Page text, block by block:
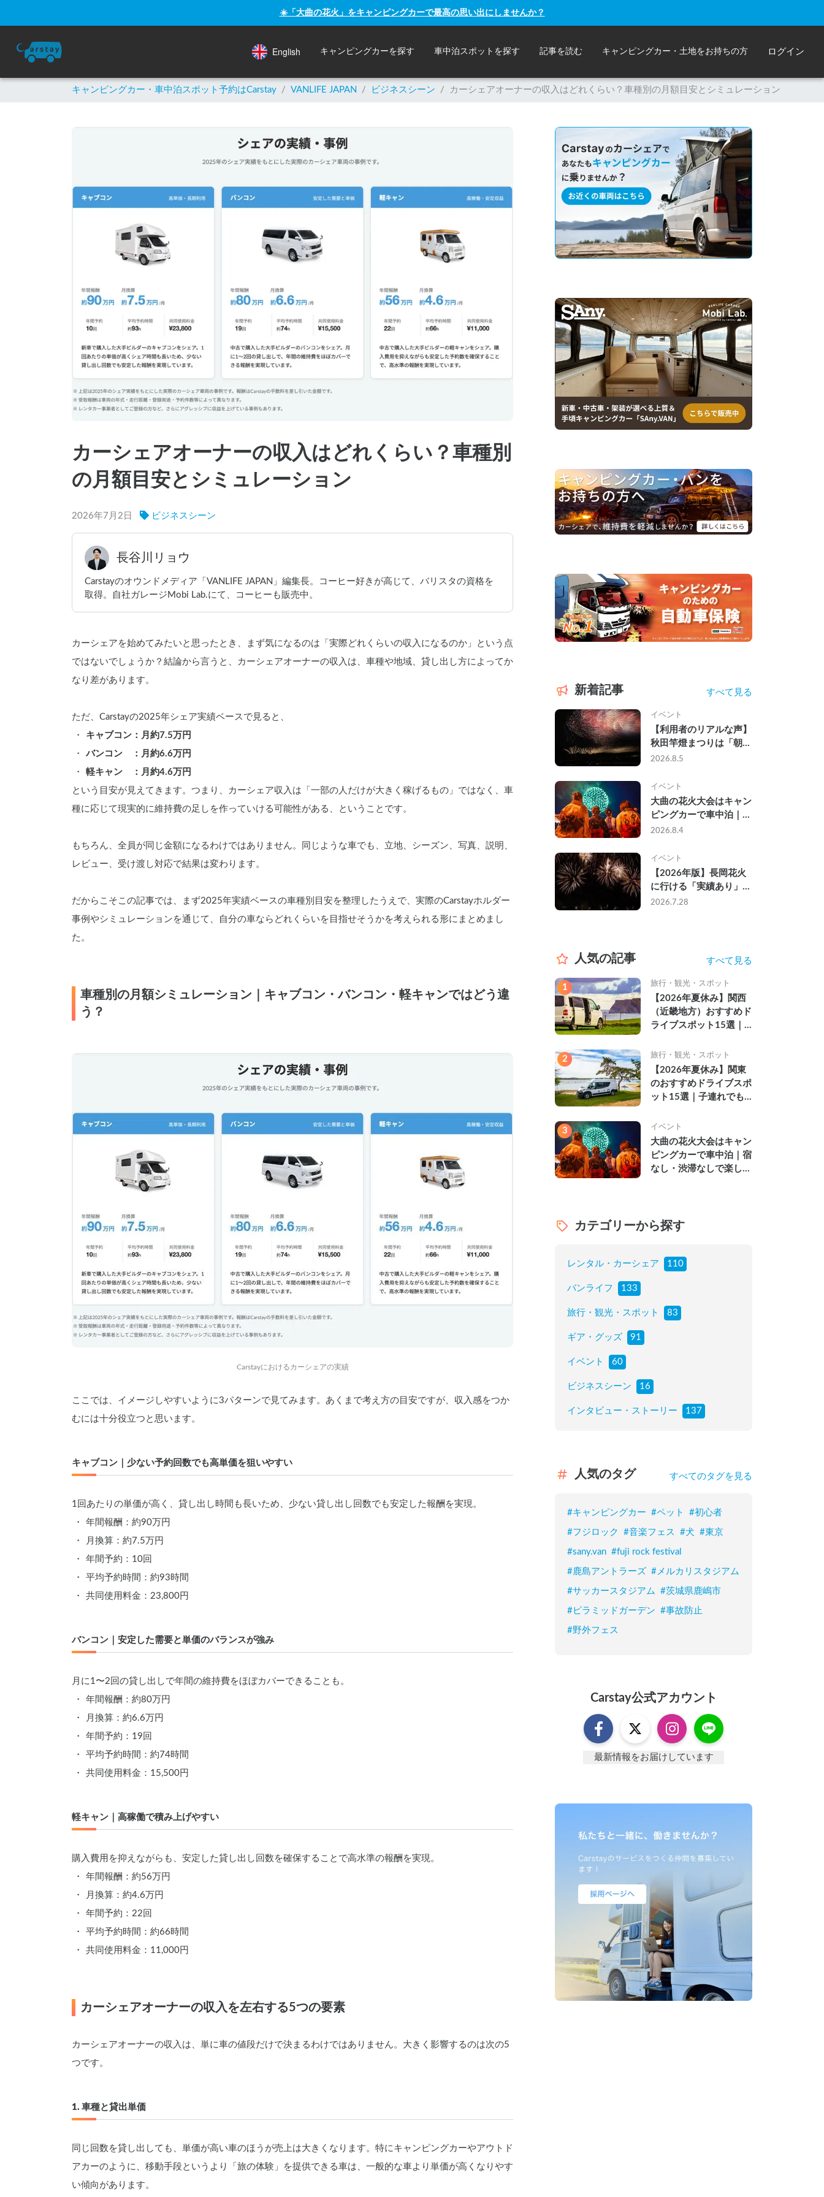
☀️「大曲の花火」をキャンピングカーで最高の思い出にしませんか？
English キャンピングカーを探す 車中泊スポットを探す 記事を読む キャンピングカー・土地をお持ちの方 ログイン
キャンピングカー・車中泊スポット予約はCarstay / VANLIFE JAPAN / ビジネスシーン / カーシェアオーナーの収入はどれくらい？車種別の月額目安とシミュレーション
カーシェアオーナーの収入はどれくらい？車種別
の月額目安とシミュレーション
2026年7月2日 ビジネスシーン
長谷川リョウ
Carstayのオウンドメディア「VANLIFE JAPAN」編集長。コーヒー好きが高じて、バリスタの資格を
取得。自社ガレージMobi Lab.にて、コーヒーも販売中。
カーシェアを始めてみたいと思ったとき、まず気になるのは「実際どれくらいの収入になるのか」という点
ではないでしょうか？結論から言うと、カーシェアオーナーの収入は、車種や地域、貸し出し方によってか
なり差があります。
ただ、Carstayの2025年シェア実績ベースで見ると、
キャブコン：月約7.5万円
バンコン　：月約6.6万円
軽キャン　：月約4.6万円
という目安が見えてきます。つまり、カーシェア収入は「一部の人だけが大きく稼げるもの」ではなく、車
種に応じて現実的に維持費の足しを作っていける可能性がある、ということです。
もちろん、全員が同じ金額になるわけではありません。同じような車でも、立地、シーズン、写真、説明、
レビュー、受け渡し対応で結果は変わります。
だからこそこの記事では、まず2025年実績ベースの車種別目安を整理したうえで、実際のCarstayホルダー
事例やシミュレーションを通じて、自分の車ならどれくらいを目指せそうかを考えられる形にまとめまし
た。
車種別の月額シミュレーション｜キャブコン・バンコン・軽キャンではどう違
う？
Carstayにおけるカーシェアの実績
ここでは、イメージしやすいように3パターンで見てみます。あくまで考え方の目安ですが、収入感をつか
むには十分役立つと思います。
キャブコン｜少ない予約回数でも高単価を狙いやすい
1回あたりの単価が高く、貸し出し時間も長いため、少ない貸し出し回数でも安定した報酬を実現。
年間報酬：約90万円
月換算：約7.5万円
年間予約：10回
平均予約時間：約93時間
共同使用料金：23,800円
バンコン｜安定した需要と単価のバランスが強み
月に1〜2回の貸し出しで年間の維持費をほぼカバーできることも。
年間報酬：約80万円
月換算：約6.6万円
年間予約：19回
平均予約時間：約74時間
共同使用料金：15,500円
軽キャン｜高稼働で積み上げやすい
購入費用を抑えながらも、安定した貸し出し回数を確保することで高水準の報酬を実現。
年間報酬：約56万円
月換算：約4.6万円
年間予約：22回
平均予約時間：約66時間
共同使用料金：11,000円
カーシェアオーナーの収入を左右する5つの要素
カーシェアオーナーの収入は、単に車の値段だけで決まるわけではありません。大きく影響するのは次の5
つです。
1. 車種と貸出単価
同じ回数を貸し出しても、単価が高い車のほうが売上は大きくなります。特にキャンピングカーやアウトド
アカーのように、移動手段というより「旅の体験」を提供できる車は、一般的な車より単価が高くなりやす
い傾向があります。
新着記事 すべて見る
イベント
【利用者のリアルな声】
秋田竿燈まつりは「朝か
ら夜まで」の祭り。キャ
組の記録
2026.8.5
イベント
大曲の花火大会はキャン
ピングカーで車中泊｜宿
なし・渋滞なしで楽しむ
2026.8.4
イベント
【2026年版】長岡花火
に行ける「実績あり」の
キャンピングカー3選｜
2026.7.28
人気の記事 すべて見る
1 旅行・観光・スポット
【2026年夏休み】関西
（近畿地方）おすすめド
ライブスポット15選｜
名所を紹介
2 旅行・観光・スポット
【2026年夏休み】関東
のおすすめドライブスポ
ット15選｜子連れでも
ルメ・温泉を徹底解説
3 イベント
大曲の花火大会はキャン
ピングカーで車中泊｜宿
なし・渋滞なしで楽しむ
カテゴリーから探す
レンタル・カーシェア 110
バンライフ 133
旅行・観光・スポット 83
ギア・グッズ 91
イベント 60
ビジネスシーン 16
インタビュー・ストーリー 137
人気のタグ すべてのタグを見る
#キャンピングカー #ペット #初心者
#フジロック #音楽フェス #犬 #東京
#sany.van #fuji rock festival
#鹿島アントラーズ #メルカリスタジアム
#サッカースタジアム #茨城県鹿嶋市
#ピラミッドガーデン #事故防止
#野外フェス
Carstay公式アカウント
最新情報をお届けしています